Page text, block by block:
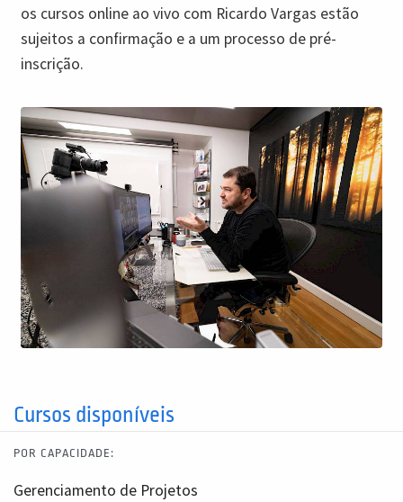
os cursos online ao vivo com Ricardo Vargas estão
sujeitos a confirmação e a um processo de pré-
inscrição.
Cursos disponíveis
POR CAPACIDADE:
Gerenciamento de Projetos